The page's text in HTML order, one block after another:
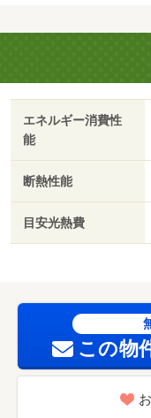
ッグ伊達店（ドラッ
ーフライドチキンイ
エネルギー消費性
能
断熱性能
目安光熱費
この物